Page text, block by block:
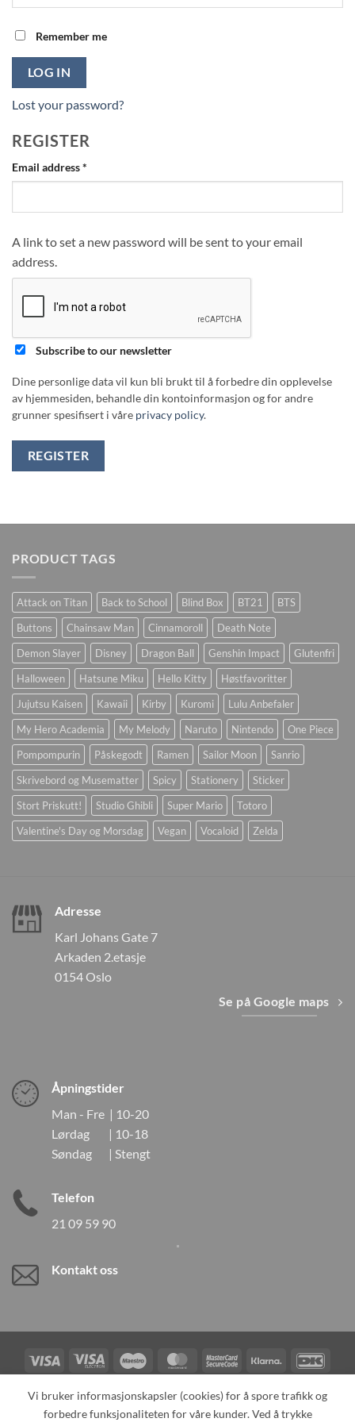
Remember me
LOG IN
Lost your password?
REGISTER
Email address*
A link to set a new password will be sent to your email
address.
Subscribe to our newsletter
Dine personlige data vil kun bli brukt til å forbedre din opplevelse
av hjemmesiden, behandle din kontoinformasjon og for andre
grunner spesifisert i våre privacy policy.
REGISTER
PRODUCT TAGS
Attack on Titan Back to School Blind Box BT21
BTS
Buttons
Chainsaw Man Cinnamoroll
Death Note
Demon Slayer
Disney Dragon Ball Genshin Impact
Glutenfri
Halloween
Hatsune Miku Hello Kitty
Høstfavoritter
Jujutsu Kaisen
Kawaii Kirby Kuromi
Lulu Anbefaler
My Hero Academia
My Melody Naruto Nintendo
One Piece
Pompompurin
Påskegodt Ramen Sailor Moon
Sanrio
Skrivebord og Musematter
Spicy Stationery
Sticker
Stort Priskutt!
Studio Ghibli Super Mario
Totoro
Valentine's Day og Morsdag
Vegan Vocaloid Zelda
Adresse
Karl Johans Gate 7
Arkaden 2.etasje
0154 Oslo
Se på Google maps
Åpningstider
Man - Fre | 10-20
Lørdag | 10-18
Søndag | Stengt
Telefon
21 09 59 90
Kontakt oss
Visa
Visa
Electron
Maestro MasterCardMasterCard
2
Klarna
Card
TILBAKEKALLINGER KONTAKT OSS OM OSS
Vi bruker informasjonskapsler (cookies) for å spore trafikk og
forbedre funksjonaliteten for våre kunder. Ved å trykke